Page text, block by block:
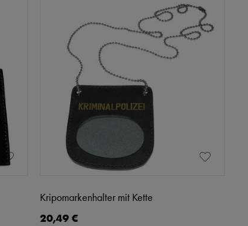
Kripomarkenhalter mit Kette
20,49 €